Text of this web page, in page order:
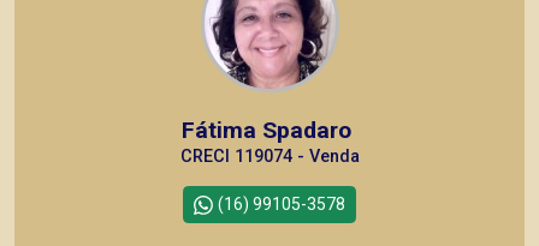
Fátima Spadaro
CRECI 119074 - Venda
(16) 99105-3578